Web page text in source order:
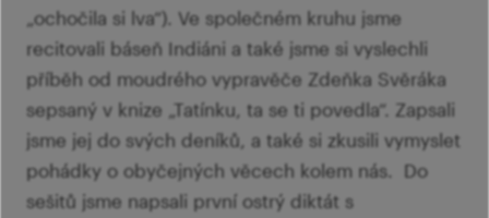
„ochočila si lva“). Ve společném kruhu jsme
recitovali báseň Indiáni a také jsme si vyslechli
příběh od moudrého vypravěče Zdeňka Svěráka
sepsaný v knize „Tatínku, ta se ti povedla“. Zapsali
jsme jej do svých deníků, a také si zkusili vymyslet
pohádky o obyčejných věcech kolem nás. Do
sešitů jsme napsali první ostrý diktát s